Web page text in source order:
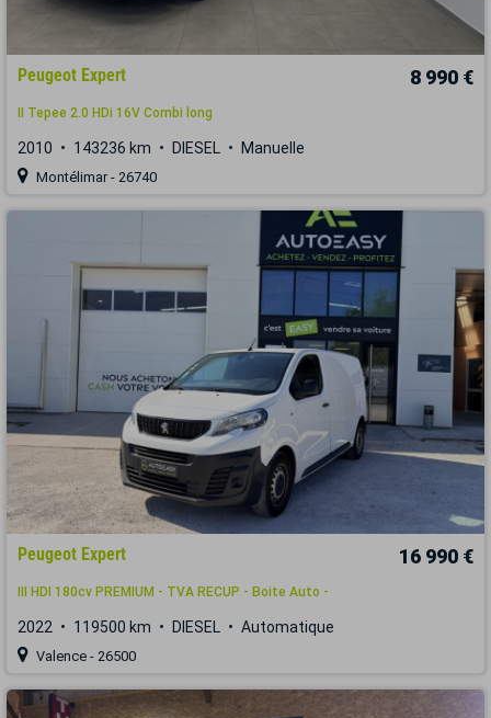
Peugeot Expert 8 990 €
II Tepee 2.0 HDi 16V Combi long
2010 143236 km DIESEL Manuelle
Montélimar - 26740
Peugeot Expert 16 990 €
III HDI 180cv PREMIUM - TVA RECUP - Boite Auto -
2022 119500 km DIESEL Automatique
Valence - 26500